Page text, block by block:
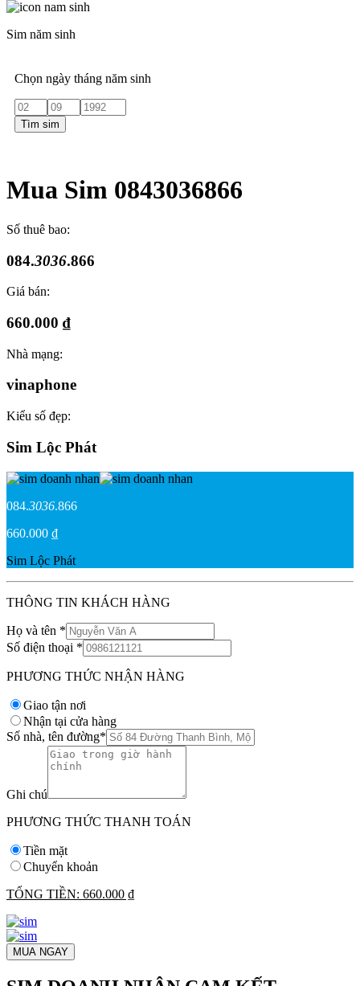
Sim năm sinh
Chọn ngày tháng năm sinh
Tìm sim
Mua Sim 0843036866
Số thuê bao:
084.3036.866
Giá bán:
660.000 ₫
Nhà mạng:
vinaphone
Kiểu số đẹp:
Sim Lộc Phát
084.3036.866
660.000 ₫
Sim Lộc Phát
THÔNG TIN KHÁCH HÀNG
Họ và tên *
Số điện thoại *
PHƯƠNG THỨC NHẬN HÀNG
Giao tận nơi
Nhận tại cửa hàng
Số nhà, tên đường*
Ghi chú
PHƯƠNG THỨC THANH TOÁN
Tiền mặt
Chuyển khoản
TỔNG TIỀN: 660.000 ₫
MUA NGAY